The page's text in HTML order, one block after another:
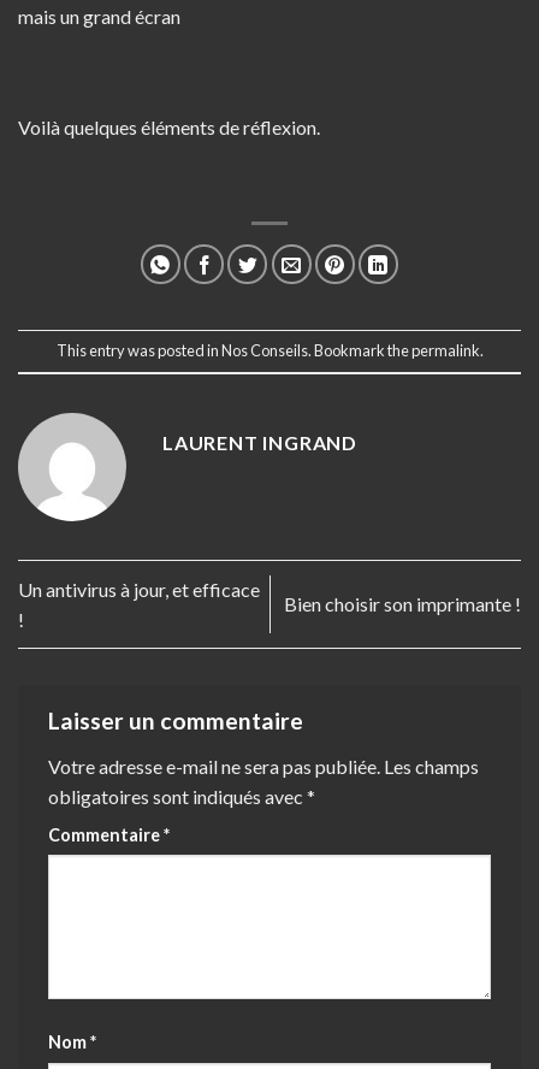
mais un grand écran
Voilà quelques éléments de réflexion.
This entry was posted inNos Conseils. Bookmark thepermalink.
LAURENT INGRAND
Un antivirus à jour, et efficace
!
Bien choisir son imprimante !
Laisser un commentaire
Votre adresse e-mail ne sera pas publiée. Les champs
obligatoires sont indiqués avec *
Commentaire*
Nom*